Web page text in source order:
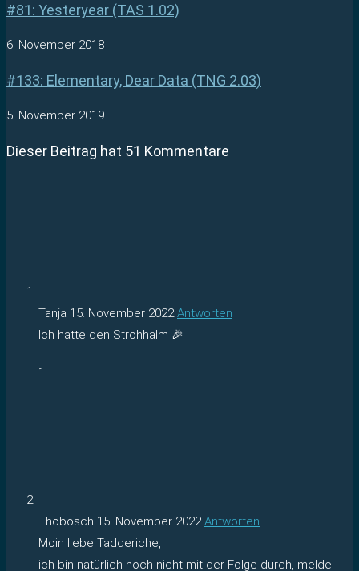
#81: Yesteryear (TAS 1.02)
6. November 2018
#133: Elementary, Dear Data (TNG 2.03)
5. November 2019
Dieser Beitrag hat 51 Kommentare
Tanja 15. November 2022 Antworten
Ich hatte den Strohhalm 🎉
1
Thobosch 15. November 2022 Antworten
Moin liebe Tadderiche,
ich bin natürlich noch nicht mit der Folge durch, melde